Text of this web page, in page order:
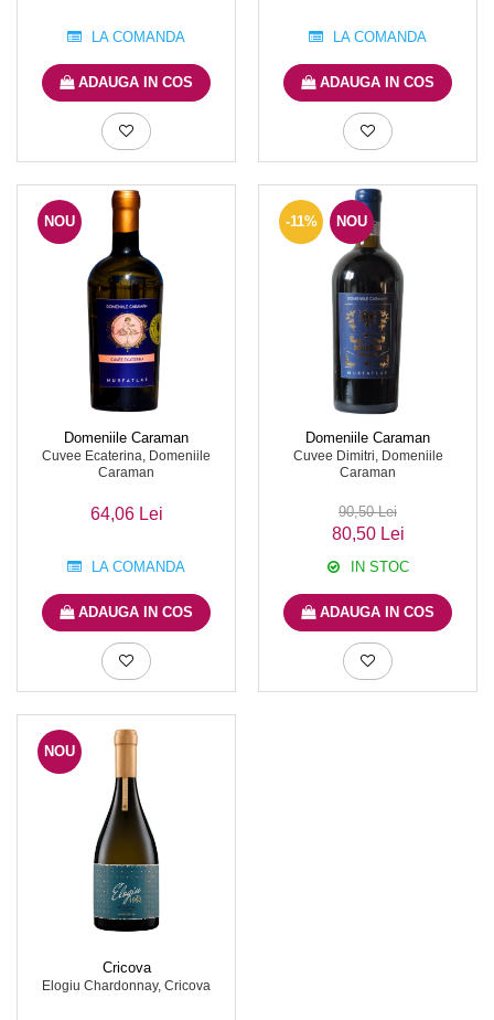
LA COMANDA
ADAUGA IN COS
LA COMANDA
ADAUGA IN COS
NOU
Domeniile Caraman
Cuvee Ecaterina, Domeniile
Caraman
64,06 Lei
LA COMANDA
ADAUGA IN COS
-11% NOU
Domeniile Caraman
Cuvee Dimitri, Domeniile
Caraman
90,50 Lei
80,50 Lei
IN STOC
ADAUGA IN COS
NOU
Cricova
Elogiu Chardonnay, Cricova